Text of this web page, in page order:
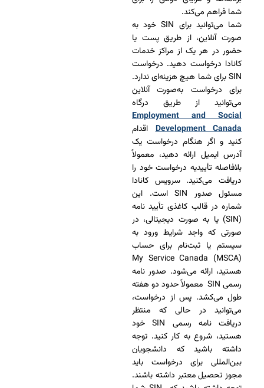
شما فراهم می‌کند.
شما می‌‌توانید برای SIN خود به
صورت آنلاین، از طریق پست یا
حضور در هر یک از مراکز خدمات
کانادا درخواست دهید. درخواست
SIN برای شما هیچ هزینه‌ای ندارد.
برای درخواست به‌صورت آنلاین
می‌توانید از طریق درگاه
Employment and Social
Development Canadaاقدام
کنید و اگر هنگام درخواست یک
آدرس ایمیل ارائه دهید، معمولاً
بلافاصله تأییدیه درخواست خود را
دریافت می‌کنید. سرویس کانادا
مسئول صدور SIN است. این
شماره در قالب کاغذی تأیید نامه
(SIN) یا به صورت دیجیتالی، در
صورتی که واجد شرایط ورود به
سیستم یا ثبت‌نام برای حساب
(My Service Canada (MSCA
هستید، ارائه می‌شود. صدور نامه
رسمی SIN معمولاً حدود دو هفته
طول می‌کشد. پس از درخواست،
می‌توانید در حالی که منتظر
دریافت نامه رسمی SIN خود
هستید، شروع به کار کنید. توجه
داشته باشید که دانشجویان
بین‌المللی برای درخواست باید
مجوز تحصیل معتبر داشته باشند.